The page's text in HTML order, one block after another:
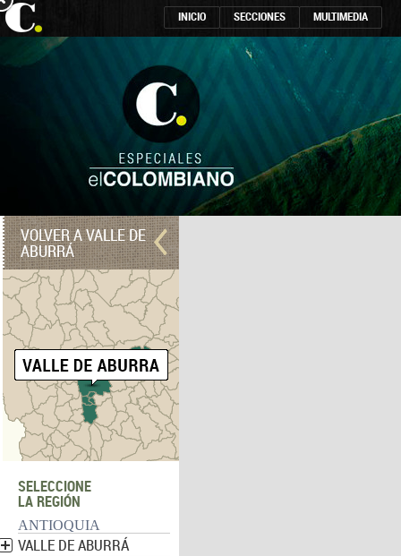
INICIO SECCIONES MULTIMEDIA
VOLVER A VALLE DE
ABURRÁ
SELECCIONE
LA REGIÓN
ANTIOQUIA
VALLE DE ABURRÁ